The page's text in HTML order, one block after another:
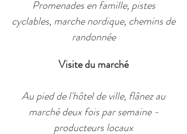
Promenades en famille, pistes
cyclables, marche nordique, chemins de
randonnée
Visite du marché
Au pied de l'hôtel de ville, flânez au
marché deux fois par semaine -
producteurs locaux